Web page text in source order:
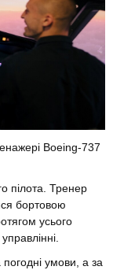
Boeing-737
пілота. Тренер
бортовою
усього
погодні умови, а за